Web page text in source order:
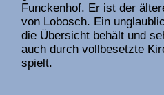
Funckenhof. Er ist der
von Lobosch. Ein
die Übersicht behält und
auch durch vollbesetzte
spielt.